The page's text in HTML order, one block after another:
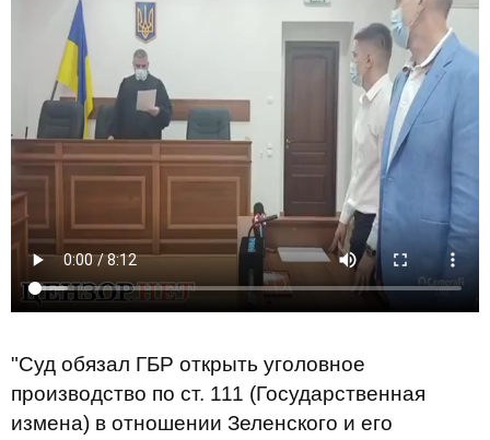
"Суд обязал ГБР открыть уголовное
производство по ст. 111 (Государственная
измена) в отношении Зеленского и его